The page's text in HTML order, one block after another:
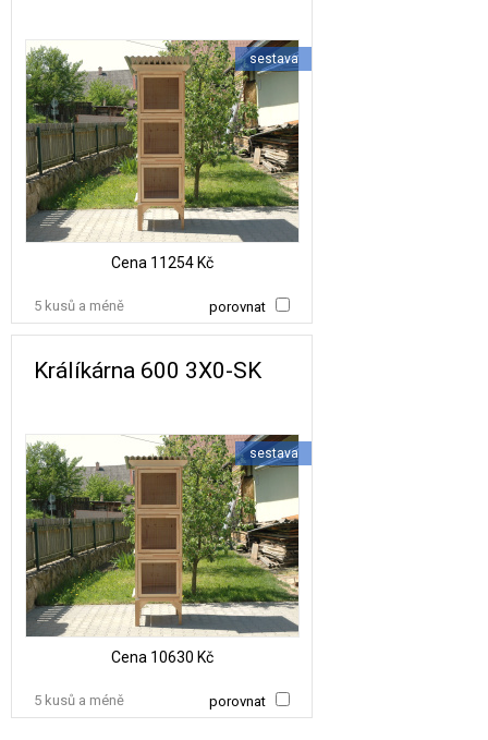
sestava
Cena 11254 Kč
porovnat
5 kusů a méně
Králíkárna 600 3X0-SK
sestava
Cena 10630 Kč
porovnat
5 kusů a méně